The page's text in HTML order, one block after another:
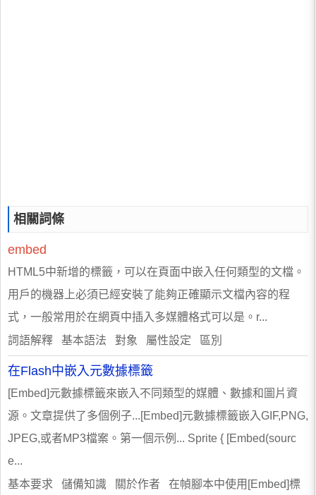
相關詞條
embed
HTML5中新增的標籤，可以在頁面中嵌入任何類型的文檔。
用戶的機器上必須已經安裝了能夠正確顯示文檔內容的程
式，一般常用於在網頁中插入多媒體格式可以是。r...
詞語解釋 基本語法 對象 屬性設定 區別
在Flash中嵌入元數據標籤
[Embed]元數據標籤來嵌入不同類型的媒體、數據和圖片資
源。文章提供了多個例子...[Embed]元數據標籤嵌入GIF,PNG,
JPEG,或者MP3檔案。第一個示例... Sprite { [Embed(sourc
e...
基本要求 儲備知識 關於作者 在幀腳本中使用[Embed]標